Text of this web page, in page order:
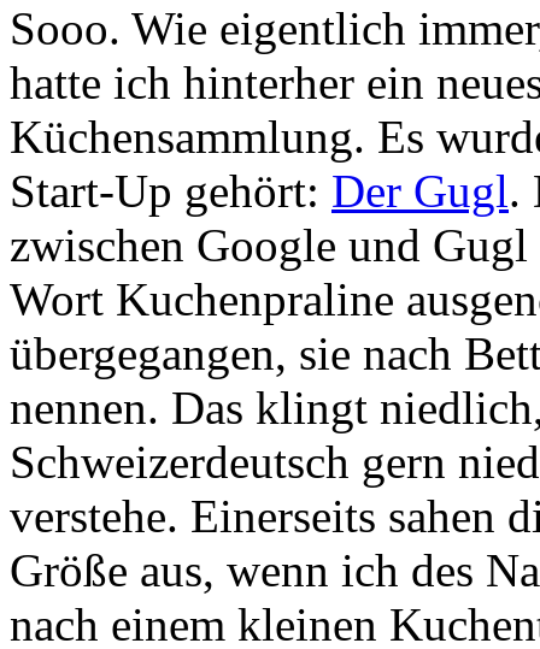
Sooo. Wie eigentlich
hatte ich hinterher ein
Küchensammlung. Es
Start-Up gehört: Der Gugl.
zwischen Google und
Wort Kuchenpraline
übergegangen, sie nach
nennen. Das klingt
Schweizerdeutsch gern
verstehe. Einerseits sahen
Größe aus, wenn ich des
nach einem kleinen